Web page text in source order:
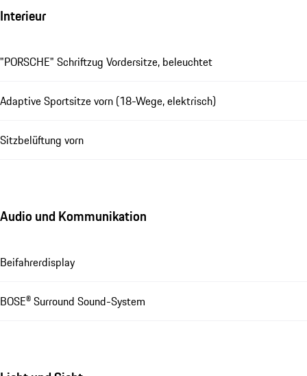
Interieur
"PORSCHE" Schriftzug Vordersitze, beleuchtet
Adaptive Sportsitze vorn (18-Wege, elektrisch)
Sitzbelüftung vorn
Audio und Kommunikation
Beifahrerdisplay
BOSE® Surround Sound-System